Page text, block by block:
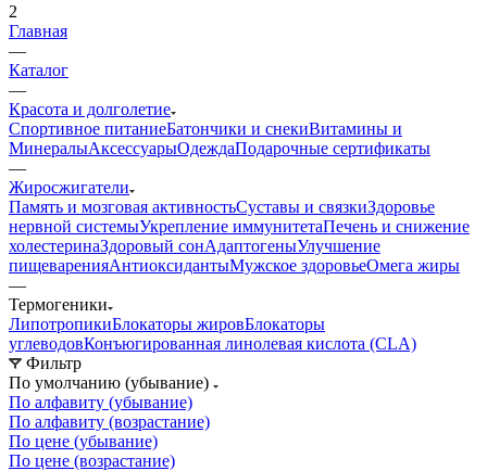
2
Главная
—
Каталог
—
Красота и долголетие
Спортивное питаниеБатончики и снекиВитамины и
МинералыАксессуарыОдеждаПодарочные сертификаты
—
Жиросжигатели
Память и мозговая активностьСуставы и связкиЗдоровье
нервной системыУкрепление иммунитетаПечень и снижение
холестеринаЗдоровый сонАдаптогеныУлучшение
пищеваренияАнтиоксидантыМужское здоровьеОмега жиры
—
Термогеники
ЛипотропикиБлокаторы жировБлокаторы
углеводовКонъюгированная линолевая кислота (CLA)
Фильтр
По умолчанию (убывание)
По алфавиту (убывание)
По алфавиту (возрастание)
По цене (убывание)
По цене (возрастание)